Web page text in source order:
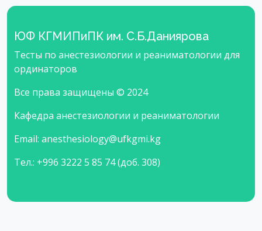
ЮФ КГМИПиПК им. С.Б.Даниярова
Тесты по анестезиологии и реаниматологии для
ординаторов
Все права защищены © 2024
Кафедра анестезиологии и реаниматологии
Email: anesthesiology@ufkgmi.kg
Тел.: +996 3222 5 85 74 (доб. 308)